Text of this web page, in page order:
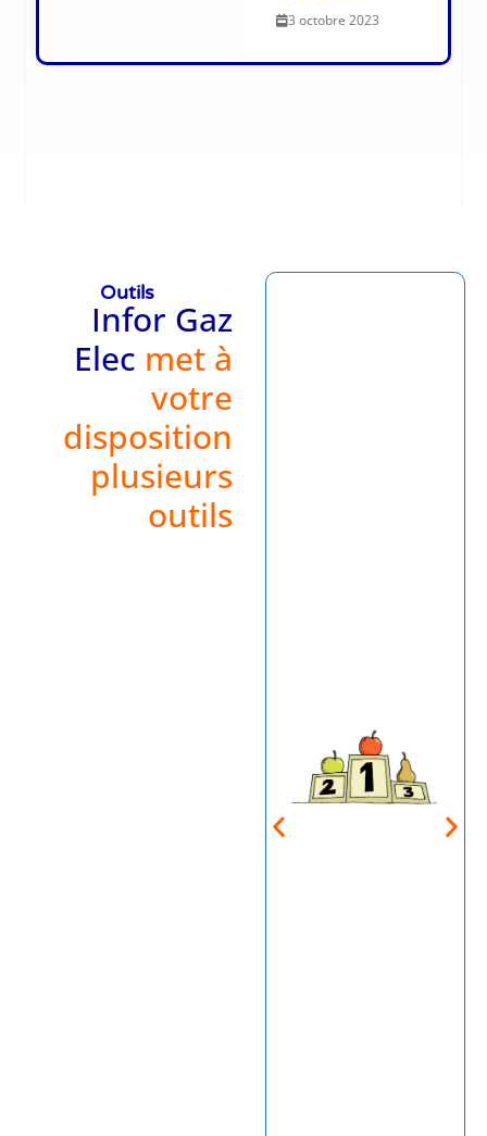
3 octobre 2023
Outils
Infor Gaz
Elec met à
votre
disposition
plusieurs
outils